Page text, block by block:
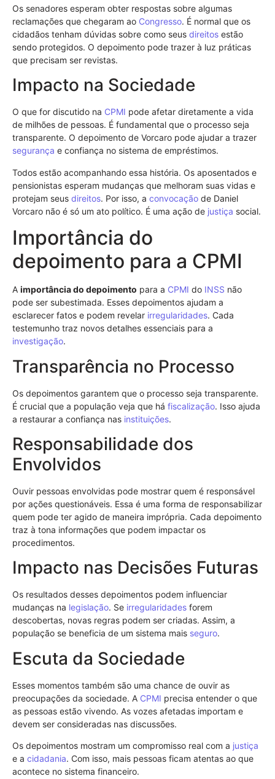
Os senadores esperam obter respostas sobre algumas
reclamações que chegaram ao Congresso. É normal que os
cidadãos tenham dúvidas sobre como seus direitos estão
sendo protegidos. O depoimento pode trazer à luz práticas
que precisam ser revistas.
Impacto na Sociedade
O que for discutido na CPMI pode afetar diretamente a vida
de milhões de pessoas. É fundamental que o processo seja
transparente. O depoimento de Vorcaro pode ajudar a trazer
segurança e confiança no sistema de empréstimos.
Todos estão acompanhando essa história. Os aposentados e
pensionistas esperam mudanças que melhoram suas vidas e
protejam seus direitos. Por isso, a convocação de Daniel
Vorcaro não é só um ato político. É uma ação de justiça social.
Importância do
depoimento para a CPMI
A importância do depoimento para a CPMI do INSS não
pode ser subestimada. Esses depoimentos ajudam a
esclarecer fatos e podem revelar irregularidades. Cada
testemunho traz novos detalhes essenciais para a
investigação.
Transparência no Processo
Os depoimentos garantem que o processo seja transparente.
É crucial que a população veja que há fiscalização. Isso ajuda
a restaurar a confiança nas instituições.
Responsabilidade dos
Envolvidos
Ouvir pessoas envolvidas pode mostrar quem é responsável
por ações questionáveis. Essa é uma forma de responsabilizar
quem pode ter agido de maneira imprópria. Cada depoimento
traz à tona informações que podem impactar os
procedimentos.
Impacto nas Decisões Futuras
Os resultados desses depoimentos podem influenciar
mudanças na legislação. Se irregularidades forem
descobertas, novas regras podem ser criadas. Assim, a
população se beneficia de um sistema mais seguro.
Escuta da Sociedade
Esses momentos também são uma chance de ouvir as
preocupações da sociedade. A CPMI precisa entender o que
as pessoas estão vivendo. As vozes afetadas importam e
devem ser consideradas nas discussões.
Os depoimentos mostram um compromisso real com a justiça
e a cidadania. Com isso, mais pessoas ficam atentas ao que
acontece no sistema financeiro.